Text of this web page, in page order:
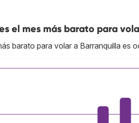
el mes más barato para
barato para volar a Barranquilla es